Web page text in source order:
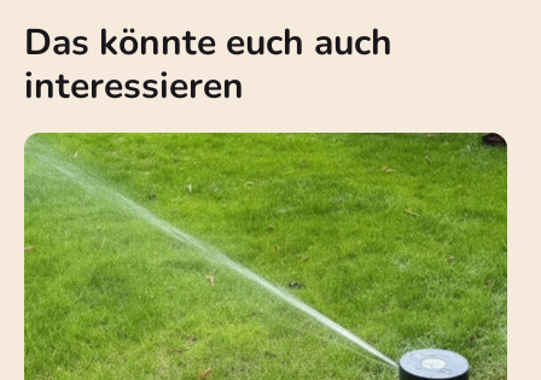
Das könnte euch auch
interessieren